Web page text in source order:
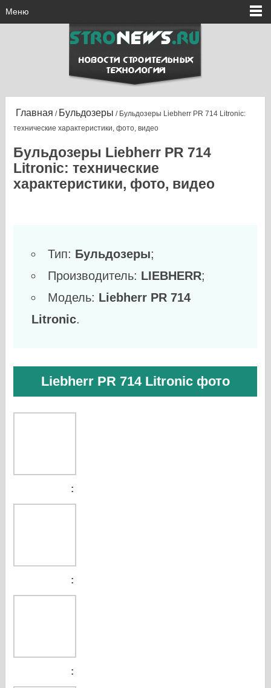
Меню
Главная / Бульдозеры / Бульдозеры Liebherr PR 714 Litronic:
технические характеристики, фото, видео
Бульдозеры Liebherr PR 714
Litronic: технические
характеристики, фото, видео
Тип: Бульдозеры;
Производитель: LIEBHERR;
Модель: Liebherr PR 714
Litronic.
Liebherr PR 714 Litronic фото